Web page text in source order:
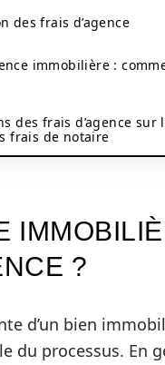
des frais d’agence
immobilière :
des frais d’agence sur
frais de notaire
?
d’un bien
du processus. En